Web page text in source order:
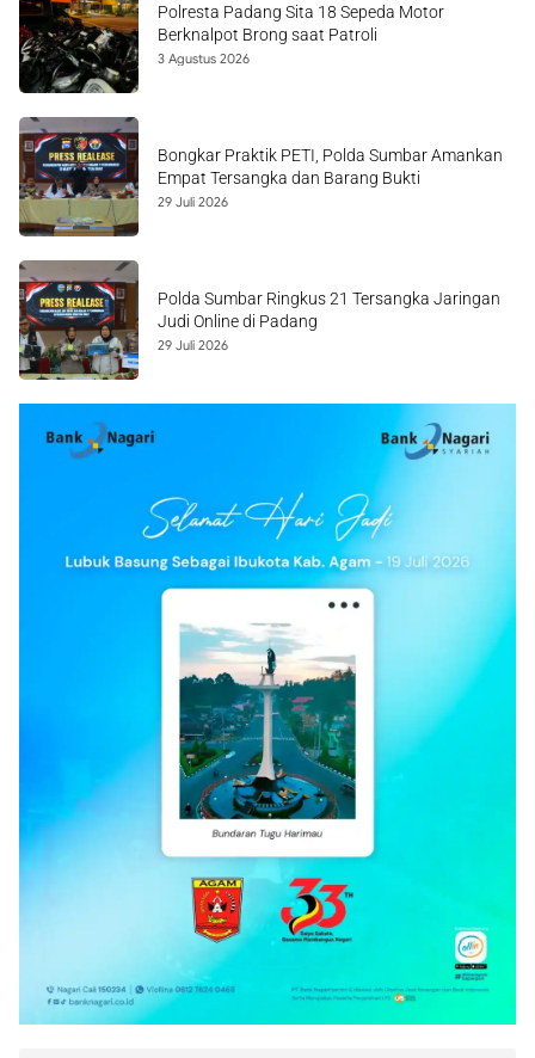
Polresta Padang Sita 18 Sepeda Motor
Berknalpot Brong saat Patroli
3 Agustus 2026
Bongkar Praktik PETI, Polda Sumbar Amankan
Empat Tersangka dan Barang Bukti
29 Juli 2026
Polda Sumbar Ringkus 21 Tersangka Jaringan
Judi Online di Padang
29 Juli 2026